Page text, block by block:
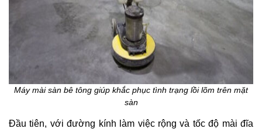
Máy mài sàn bê tông giúp khắc phục tình trạng lồi lõm trên mặt
sàn
Đầu tiên, với đường kính làm việc rộng và tốc độ mài đĩa